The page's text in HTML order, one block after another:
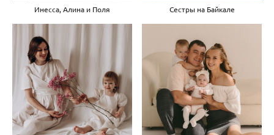
Инесса, Алина и Поля Сестры на Байкале